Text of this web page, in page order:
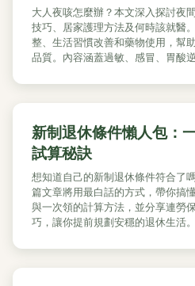
大人夜咳怎麼辦？本文深入探討夜
技巧、居家護理方法及何時該就醫
整、生活習慣改善和藥物使用，幫
品質。內容涵蓋過敏、感冒、胃酸
新制退休條件懶人包：
試算秘訣
想知道自己的新制退休條件符合了
篇文章將用最白話的方式，帶你搞
與一次領的計算方法，並分享連勞
巧，讓你提前規劃安穩的退休生活。